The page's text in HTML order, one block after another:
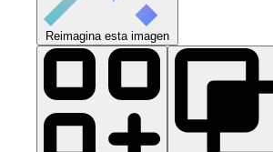
Reimagina esta imagen